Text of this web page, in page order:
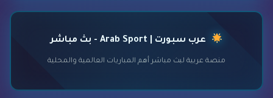
عرب سبورت | Arab Sport - بث مباشر
منصة عربية لبث مباشر أهم المباريات العالمية والمحلية